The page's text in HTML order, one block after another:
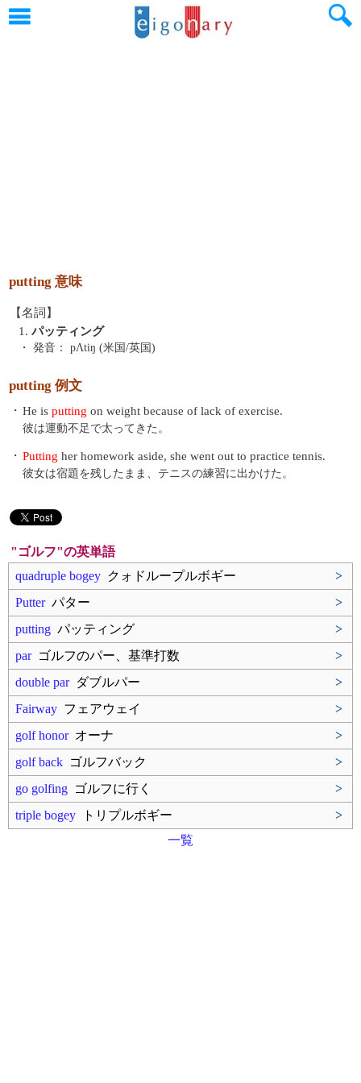
putting 意味
【名詞】
1. パッティング
・ 発音： pΛtiŋ (米国/英国)
putting 例文
・ He is putting on weight because of lack of exercise.
彼は運動不足で太ってきた。
・ Putting her homework aside, she went out to practice tennis.
彼女は宿題を残したまま、テニスの練習に出かけた。
"ゴルフ"の英単語
quadruple bogey クォドループルボギー
>
Putterパター
>
putting パッティング
>
parゴルフのパー、基準打数
>
double parダブルパー
>
Fairway フェアウェイ
>
golf honorオーナ
>
golf back ゴルフバック
>
go golfing ゴルフに行く
>
triple bogey トリプルボギー
>
一覧